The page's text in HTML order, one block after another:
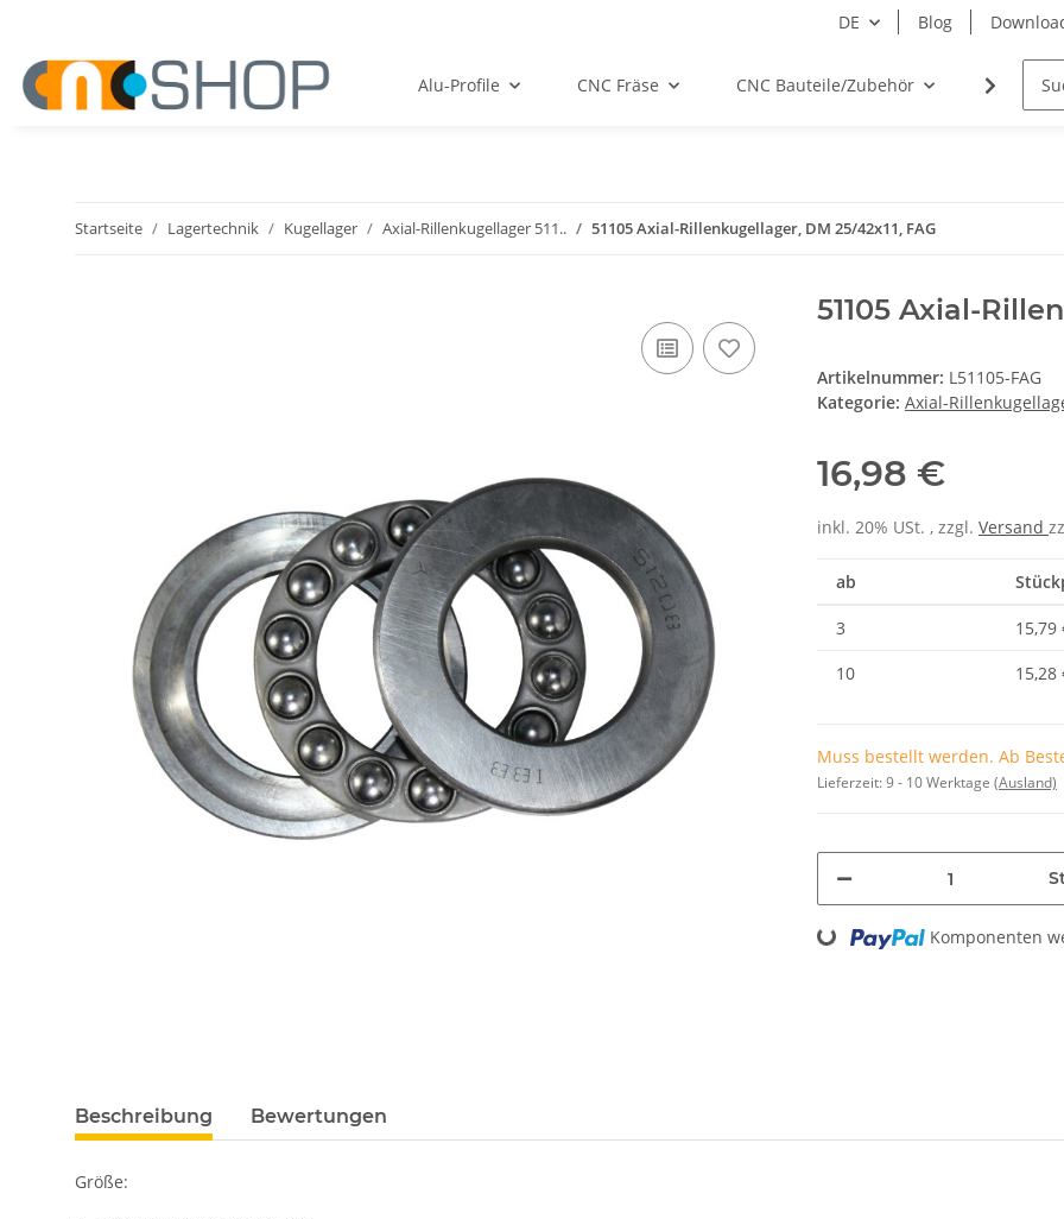
DE Blog
Alu-Profile CNC Fräse CNC Bauteile/Zubehör Elektro
Startseite Lagertechnik Kugellager Axial-Rillenkugellager 511.. 51105 Axial-Rillenkugellager, DM 25/42x11, FAG
51105 Axial-
Artikelnummer: L51105-FAG
Kategorie: Axial-
16,98 €
inkl. 20% USt. , zzgl. Versand
ab
3 15,79
10
15,28
Muss bestellt werden. Ab
Lieferzeit:9 - 10 Werktage (Ausland)
Loading... Komponenten
Beschreibung Bewertungen
Größe: